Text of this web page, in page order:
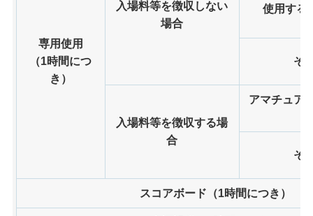
専用使用
（1時間につ
き）
入場料等を徴収しない
場合
使用する
そ
入場料等を徴収する場
合
アマチュア
そ
スコアボード（1時間につき）